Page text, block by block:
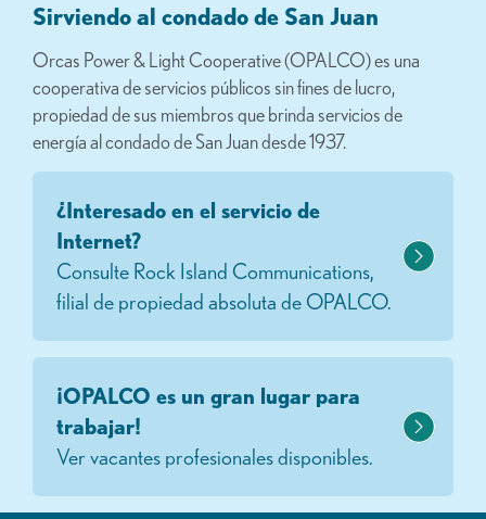
Sirviendo al condado de San Juan
Orcas Power & Light Cooperative (OPALCO) es una
cooperativa de servicios públicos sin fines de lucro,
propiedad de sus miembros que brinda servicios de
energía al condado de San Juan desde 1937.
¿Interesado en el servicio de
Internet?
Consulte Rock Island Communications,
filial de propiedad absoluta de OPALCO.
¡OPALCO es un gran lugar para
trabajar!
Ver vacantes profesionales disponibles.